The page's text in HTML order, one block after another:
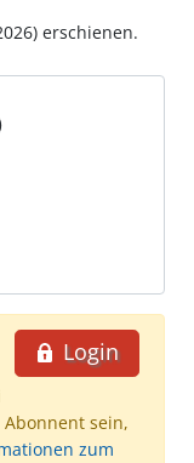
erschienen.
Login
sein,
zum